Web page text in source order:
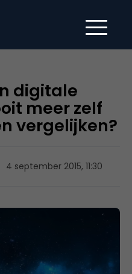
digitale
meer zelf
vergelijken?
4 september 2015, 11:30